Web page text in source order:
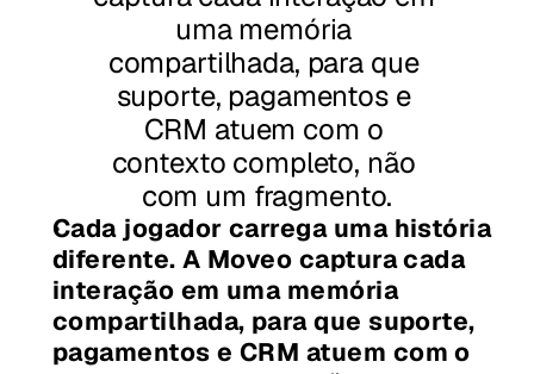
uma memória
compartilhada, para que
suporte, pagamentos e
CRM atuem com o
contexto completo, não
com um fragmento.
Cada jogador carrega uma história
diferente. A Moveo captura cada
interação em uma memória
compartilhada, para que suporte,
pagamentos e CRM atuem com o